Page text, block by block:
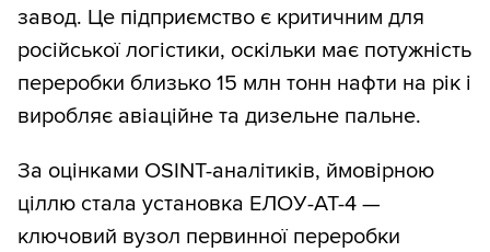
завод. Це підприємство є критичним для
російської логістики, оскільки має потужність
переробки близько 15 млн тонн нафти на рік і
виробляє авіаційне та дизельне пальне.
За оцінками OSINT-аналітиків, ймовірною
ціллю стала установка ЕЛОУ-АТ-4 —
ключовий вузол первинної переробки